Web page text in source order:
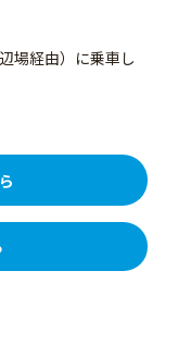
場経由）に乗車し